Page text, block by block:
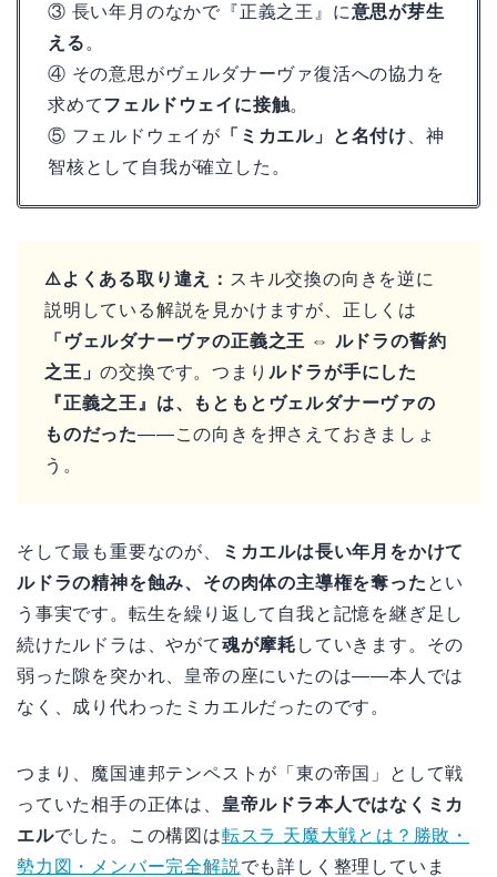
③ 長い年月のなかで『正義之王』に意思が芽生
える 。
④ その意思がヴェルダナーヴァ復活への協力を
求めてフェルドウェイに接触。
⑤ フェルドウェイが 「ミカエル」と名付け 、神
智核として自我が確立した。
⚠️よくある取り違え： スキル交換の向きを逆に
説明している解説を見かけますが、正しくは
「ヴェルダナーヴァの正義之王 ⇔ ルドラの誓約
之王」の交換です。つまり ルドラが手にした
『正義之王』は、もともとヴェルダナーヴァの
ものだった——この向きを押さえておきましょ
う。
そして最も重要なのが、
ミカエルは長い年月をかけて
ルドラの精神を蝕み、その肉体の主導権を奪った とい
う事実です。転生を繰り返して自我と記憶を継ぎ足し
続けたルドラは、やがて魂が摩耗 していきます。その
弱った隙を突かれ、皇帝の座にいたのは——本人では
なく、成り代わったミカエルだったのです。
つまり、魔国連邦テンペストが「東の帝国」として戦
っていた相手の正体は、 皇帝ルドラ本人ではなくミカ
エルでした。この構図は転スラ 天魔大戦とは？勝敗・
勢力図・メンバー完全解説 でも詳しく整理していま